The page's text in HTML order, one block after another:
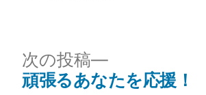
次の投稿
頑張るあなたを応援！